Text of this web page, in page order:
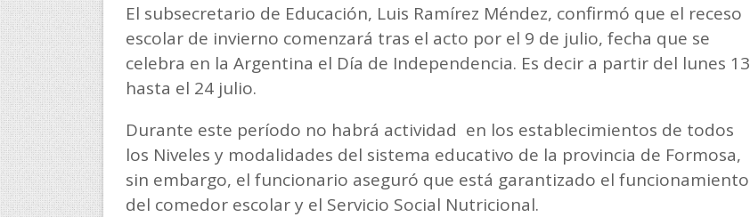
El subsecretario de Educación, Luis Ramírez Méndez, confirmó que el receso
escolar de invierno comenzará tras el acto por el 9 de julio, fecha que se
celebra en la Argentina el Día de Independencia. Es decir a partir del lunes 13
hasta el 24 julio.
Durante este período no habrá actividad en los establecimientos de todos
los Niveles y modalidades del sistema educativo de la provincia de Formosa,
sin embargo, el funcionario aseguró que está garantizado el funcionamiento
del comedor escolar y el Servicio Social Nutricional.